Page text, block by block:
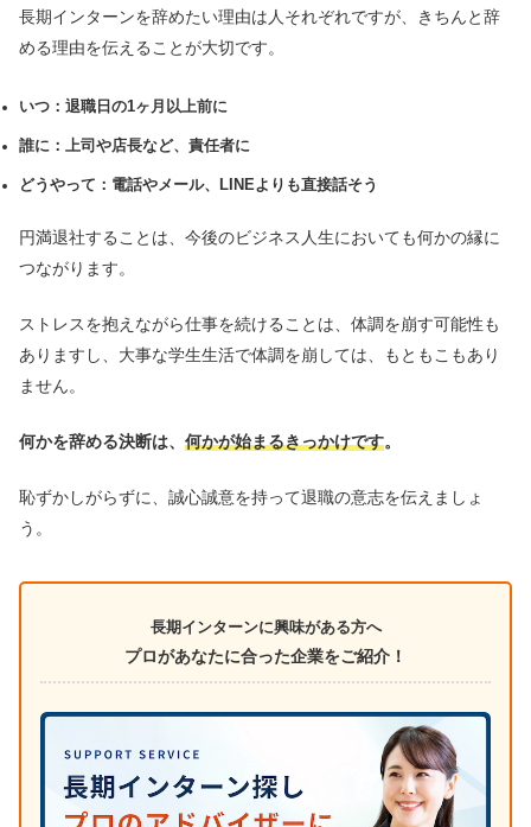
長期インターンを辞めたい理由は人それぞれですが、きちんと辞
める理由を伝えることが大切です。
いつ：退職日の1ヶ月以上前に
誰に：上司や店長など、責任者に
どうやって：電話やメール、LINEよりも直接話そう
円満退社することは、今後のビジネス人生においても何かの縁に
つながります。
ストレスを抱えながら仕事を続けることは、体調を崩す可能性も
ありますし、大事な学生生活で体調を崩しては、もともこもあり
ません。
何かを辞める決断は、 何かが始まるきっかけです。
恥ずかしがらずに、誠心誠意を持って退職の意志を伝えましょ
う。
長期インターンに興味がある方へ
プロがあなたに合った企業をご紹介！